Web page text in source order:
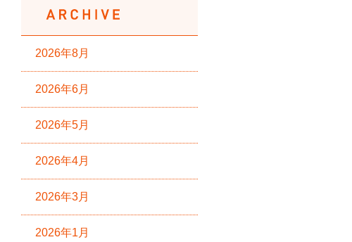
2026年8月
2026年6月
2026年5月
2026年4月
2026年3月
2026年1月